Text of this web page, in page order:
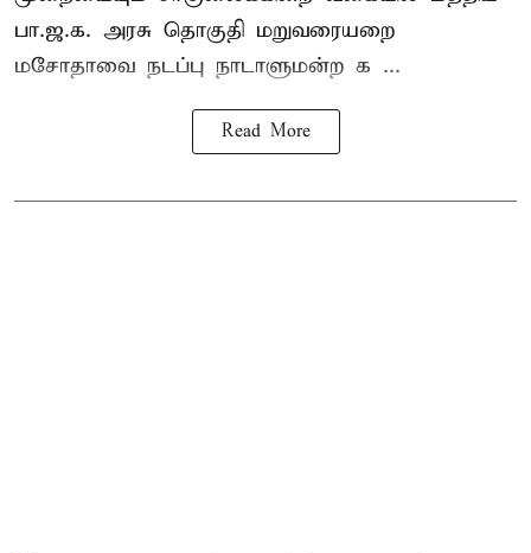
பா.ஜ.க. அரசு தொகுதி மறுவரையறை
மசோதாவை நடப்பு நாடாளுமன்ற க ...
Read More